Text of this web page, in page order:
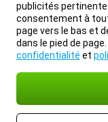
publicités
consentement à
page vers le bas et
dans le pied de
confidentialité et